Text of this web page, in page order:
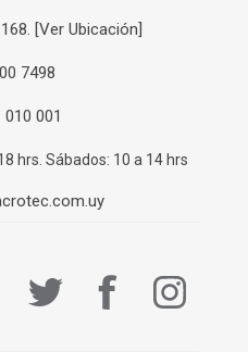
[Ver Ubicación]
7498
010 001
hrs. Sábados: 10 a 14 hrs